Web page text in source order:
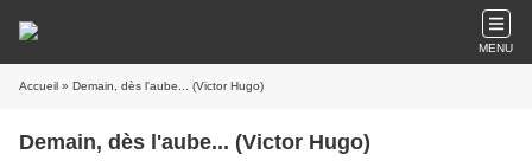
MENU
Accueil » Demain, dès l'aube... (Victor Hugo)
Demain, dès l'aube... (Victor Hugo)